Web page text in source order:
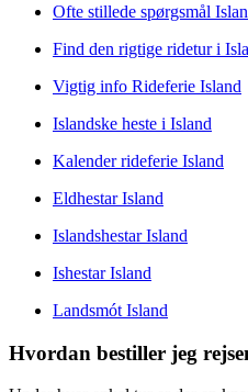
Ofte stillede spørgsmål
Find den rigtige ridetur i
Vigtig info Rideferie Island
Islandske heste i Island
Kalender rideferie Island
Eldhestar Island
Islandshestar Island
Ishestar Island
Landsmót Island
Hvordan bestiller jeg